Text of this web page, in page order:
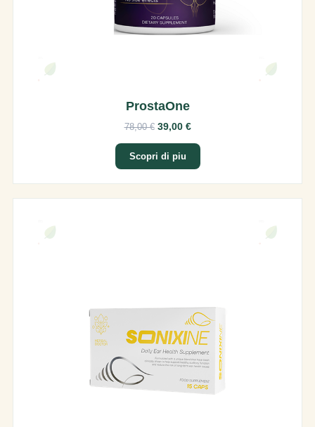
ProstaOne
78,00 €39,00 €
Scopri di piu